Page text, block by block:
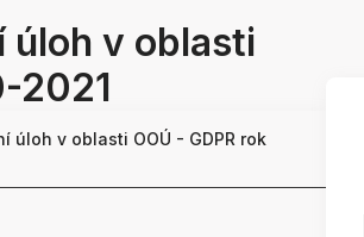
úloh v oblasti
2021
úloh v oblasti OOÚ - GDPR rok